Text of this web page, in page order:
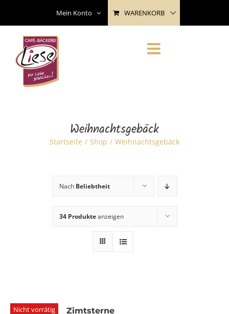
content
Mein Konto WARENKORB
Weihnachtsgebäck
Startseite Shop Weihnachtsgebäck
Nach Beliebtheit
34 Produkteanzeigen
Nicht vorrätig Zimtsterne